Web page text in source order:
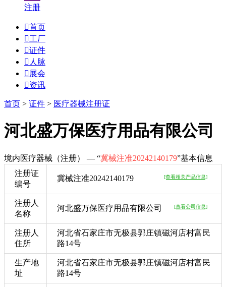
注册
首页
工厂
证件
 人脉
 展会
资讯
首页 > 证件 > 医疗器械注册证
河北盛万保医疗用品有限公司
境内医疗器械（注册） — “冀械注准20242140179”基本信息
注册证
编号
冀械注准20242140179 [查看相关产品信息]
注册人
名称
河北盛万保医疗用品有限公司 [查看公司信息]
注册人
住所
河北省石家庄市无极县郭庄镇磁河店村富民
路14号
生产地
址
河北省石家庄市无极县郭庄镇磁河店村富民
路14号